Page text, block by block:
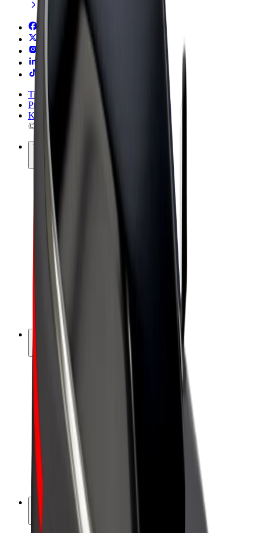
Tingimused
Privaatsus
Küpsised
© 2026 Bolt Technology OÜ
Teenused
Sõidud
Tõukerattad
Bolt Market
Bolt Food
Bolt Drive
Bolt for Business
Elektrijalgrattad
Bolt Plus
Teeni Boltiga
Juhid
Juhi sissetulek
Kullerid
Kulleri sissetulek
Bolt Food restoranidele ja poodidele
Sõidukipargid
Frantsiisid
Ettevõte